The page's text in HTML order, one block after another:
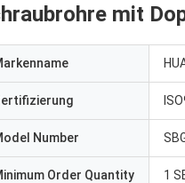
mit
Number
Order Quantity 1